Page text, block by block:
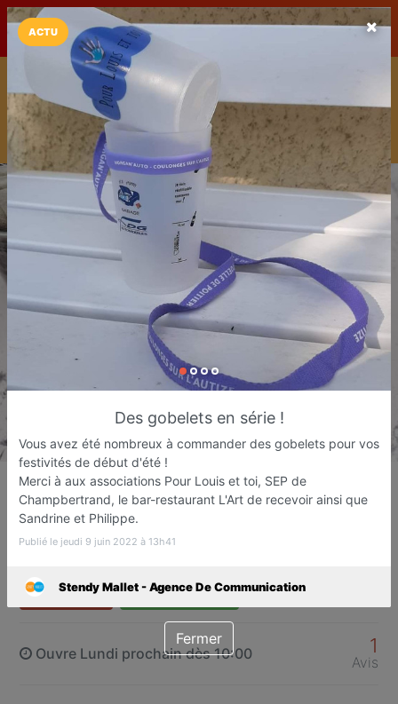
LaCarte LaCarte sur
Play Store
Installez l'App LaCarte
Téléchargez gratuitement l'app LaCarte pour suivre vos
commerces favoris et ne rien rater !
Télécharger Plus tard
Stendy Mallet - Agence De
Communication
Agence de communication
Coulonges-sur-l'Autize
Favori Contacter
Ouvre Lundi prochain dès 10:00 1
Avis
ACTU
Des gobelets en série !
Vous avez été nombreux à commander des gobelets pour vos
festivités de début d'été !
Merci à aux associations Pour Louis et toi, SEP de
Champbertrand, le bar-restaurant L'Art de recevoir ainsi que
Sandrine et Philippe.
Publié le jeudi 9 juin 2022 à 13h41
Stendy Mallet - Agence De Communication
Fermer